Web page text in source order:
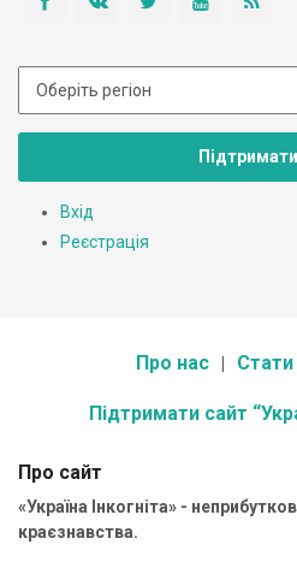
Вхід
Реєстрація
Про нас
Підтримати сайт
Про сайт
«Україна Інкогніта» -
краєзнавства.